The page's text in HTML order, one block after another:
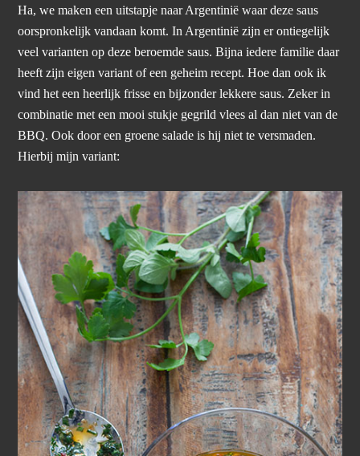
Ha, we maken een uitstapje naar Argentinië waar deze saus
oorspronkelijk vandaan komt. In Argentinië zijn er ontiegelijk
veel varianten op deze beroemde saus. Bijna iedere familie daar
heeft zijn eigen variant of een geheim recept. Hoe dan ook ik
vind het een heerlijk frisse en bijzonder lekkere saus. Zeker in
combinatie met een mooi stukje gegrild vlees al dan niet van de
BBQ. Ook door een groene salade is hij niet te versmaden.
Hierbij mijn variant: